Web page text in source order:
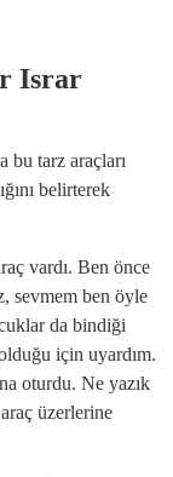
Israr
bu tarz araçları
belirterek
vardı. Ben önce
sevmem ben öyle
da bindiği
için uyardım.
oturdu. Ne yazık
üzerlerine